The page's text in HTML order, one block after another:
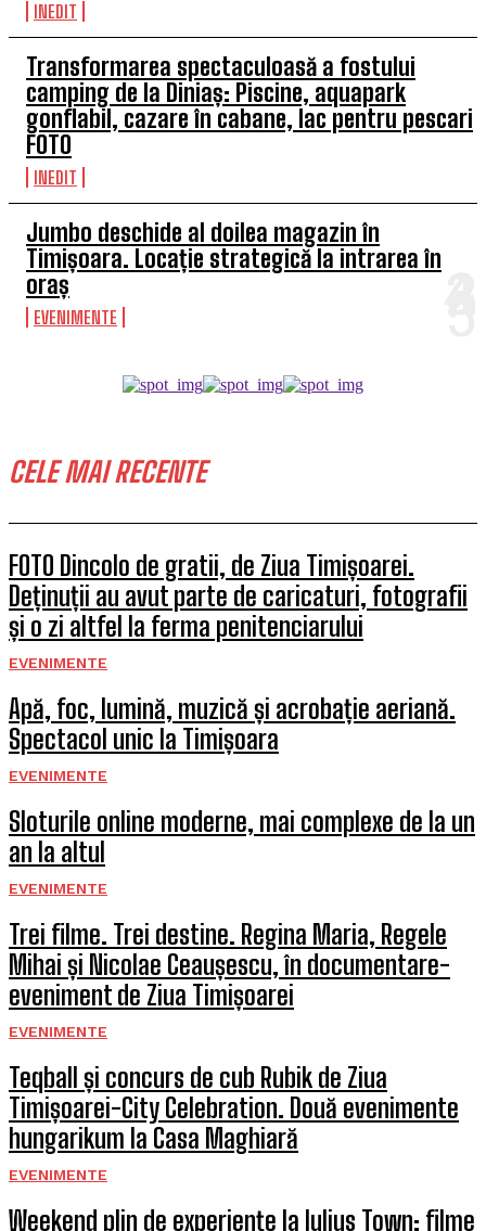
INEDIT
Transformarea spectaculoasă a fostului
camping de la Diniaș: Piscine, aquapark
gonflabil, cazare în cabane, lac pentru pescari
FOTO
INEDIT
Jumbo deschide al doilea magazin în
Timișoara. Locație strategică la intrarea în
oraș
EVENIMENTE
CELE MAI RECENTE
FOTO Dincolo de gratii, de Ziua Timișoarei.
Deținuții au avut parte de caricaturi, fotografii
și o zi altfel la ferma penitenciarului
EVENIMENTE
Apă, foc, lumină, muzică și acrobație aeriană.
Spectacol unic la Timișoara
EVENIMENTE
Sloturile online moderne, mai complexe de la un
an la altul
EVENIMENTE
Trei filme. Trei destine. Regina Maria, Regele
Mihai și Nicolae Ceaușescu, în documentare-
eveniment de Ziua Timișoarei
EVENIMENTE
Teqball și concurs de cub Rubik de Ziua
Timișoarei-City Celebration. Două evenimente
hungarikum la Casa Maghiară
EVENIMENTE
Weekend plin de experiențe la Iulius Town: filme